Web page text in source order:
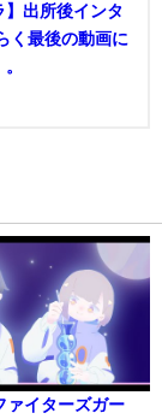
】出所後インタ
く最後の動画に
ァイターズガー